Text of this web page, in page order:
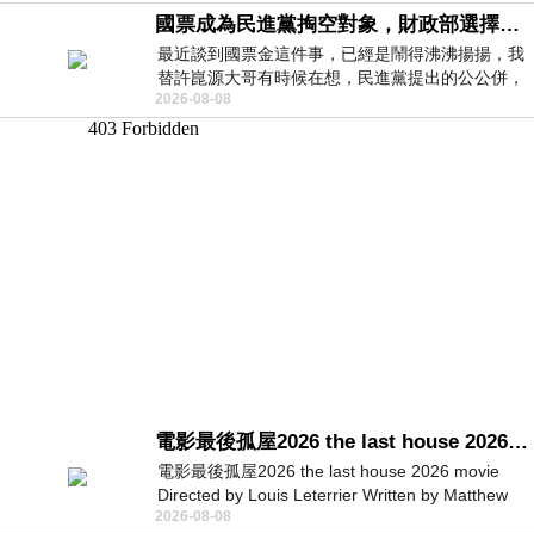
國票成為民進黨掏空對象，財政部選擇性失憶
最近談到國票金這件事，已經是鬧得沸沸揚揚，我
替許崑源大哥有時候在想，民進黨提出的公公併，
其實就是想要國庫通黨庫，鬧出最大的醜
2026-08-08
電影最後孤屋2026 the last house 2026 movie
電影最後孤屋2026 the last house 2026 movie
Directed by Louis Leterrier Written by Matthew
Robinson Starring Greta Lee Wa
2026-08-08